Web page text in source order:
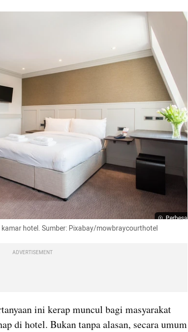
Perbesar
hotel. Sumber: Pixabay/mowbraycourthotel
ADVERTISEMENT
ini kerap muncul bagi masyarakat
di hotel. Bukan tanpa alasan, secara umum